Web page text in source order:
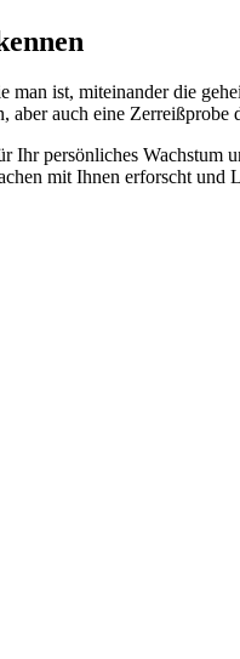
ist, miteinander die
aber auch eine Zerreißprobe
persönliches
mit Ihnen erforscht und